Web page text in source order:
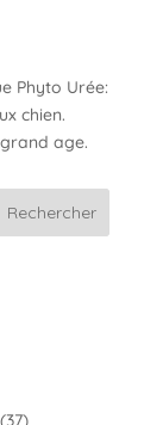
Phyto Urée:
chien.
age.
Rechercher
3737